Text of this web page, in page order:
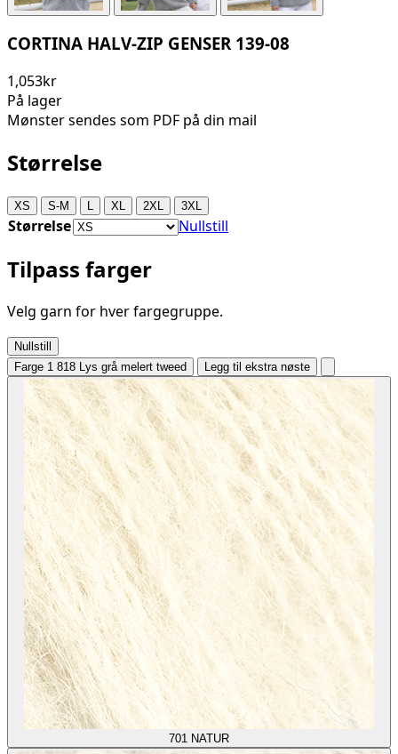
CORTINA HALV-ZIP GENSER 139-08
1,053kr
På lager
Mønster sendes som PDF på din mail
Størrelse
XS S-M XL 2XL 3XL
Størrelse Nullstill
Tilpass farger
Velg garn for hver fargegruppe.
Nullstill
Farge 1 818 Lys grå melert tweed Legg til ekstra nøste
701 NATUR